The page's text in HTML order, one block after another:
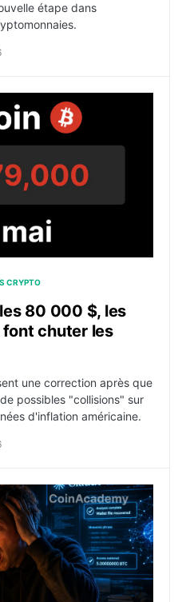
étape dans
000 $, les tensions Xi-
CRYPTO
80 000 $, les
chuter les
une correction après que
possibles "collisions" sur
d'inflation américaine.
5 BTC perdus depuis 11